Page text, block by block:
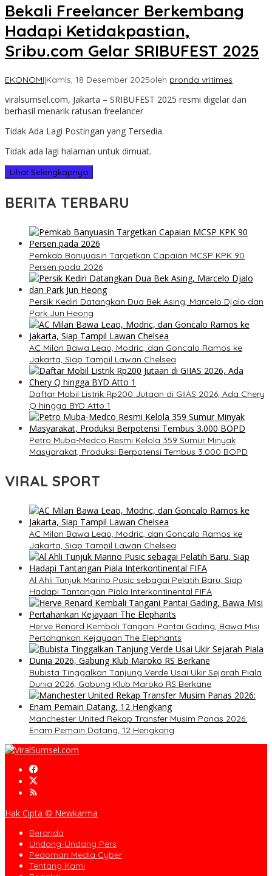
Bekali Freelancer Berkembang
Hadapi Ketidakpastian,
Sribu.com Gelar SRIBUFEST 2025
EKONOMI|Kamis, 18 Desember 2025oleh pronda vritimes
viralsumsel.com, Jakarta – SRIBUFEST 2025 resmi digelar dan
berhasil menarik ratusan freelancer
Tidak Ada Lagi Postingan yang Tersedia.
Tidak ada lagi halaman untuk dimuat.
Lihat Selengkapnya
BERITA TERBARU
Pemkab Banyuasin Targetkan Capaian MCSP KPK 90
Persen pada 2026
Persik Kediri Datangkan Dua Bek Asing, Marcelo Djalo dan
Park Jun Heong
AC Milan Bawa Leao, Modric, dan Goncalo Ramos ke
Jakarta, Siap Tampil Lawan Chelsea
Daftar Mobil Listrik Rp200 Jutaan di GIIAS 2026, Ada Chery
Q hingga BYD Atto 1
Petro Muba-Medco Resmi Kelola 359 Sumur Minyak
Masyarakat, Produksi Berpotensi Tembus 3.000 BOPD
VIRAL SPORT
AC Milan Bawa Leao, Modric, dan Goncalo Ramos ke
Jakarta, Siap Tampil Lawan Chelsea
Al Ahli Tunjuk Marino Pusic sebagai Pelatih Baru, Siap
Hadapi Tantangan Piala Interkontinental FIFA
Herve Renard Kembali Tangani Pantai Gading, Bawa Misi
Pertahankan Kejayaan The Elephants
Bubista Tinggalkan Tanjung Verde Usai Ukir Sejarah Piala
Dunia 2026, Gabung Klub Maroko RS Berkane
Manchester United Rekap Transfer Musim Panas 2026:
Enam Pemain Datang, 12 Hengkang
Hak Cipta © Newkarma
Beranda
Undang-Undang Pers
Pedoman Media Cyber
Tentang Kami